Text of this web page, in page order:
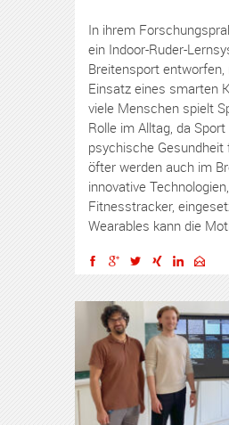
In ihrem
ein Indoor-Ruder-
Breitensport
Einsatz eines smarten
viele Menschen spielt
Rolle im Alltag, da
psychische
öfter werden auch im
innovative
Fitnesstracker,
Wearables kann die